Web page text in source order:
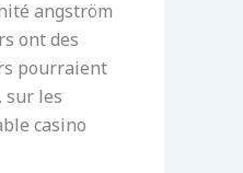
angström
ont des
pourraient
sur les
casino